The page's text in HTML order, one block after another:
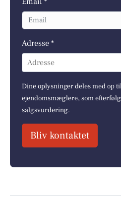
Adresse *
Adresse
Dine oplysninger deles med op
ejendomsmæglere, som
salgsvurdering.
Bliv kontaktet